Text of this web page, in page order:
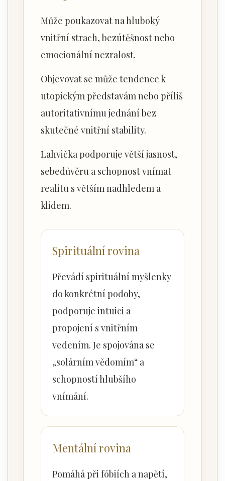
Může poukazovat na hluboký
vnitřní strach, bezútěšnost nebo
emocionální nezralost.
Objevovat se může tendence k
utopickým představám nebo příliš
autoritativnímu jednání bez
skutečné vnitřní stability.
Lahvička podporuje větší jasnost,
sebedůvěru a schopnost vnímat
realitu s větším nadhledem a
klidem.
Spirituální rovina
Převádí spirituální myšlenky
do konkrétní podoby,
podporuje intuici a
propojení s vnitřním
vedením. Je spojována se
„solárním vědomím“ a
schopností hlubšího
vnímání.
Mentální rovina
Pomáhá při fóbiích a napětí,